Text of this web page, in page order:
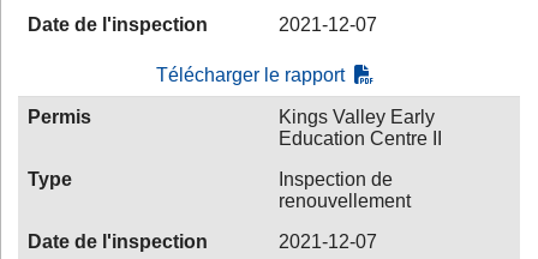
Date de l'inspection
2021-12-07
Télécharger le rapport
Permis
Kings Valley Early
Education Centre II
Type
Inspection de
renouvellement
Date de l'inspection
2021-12-07